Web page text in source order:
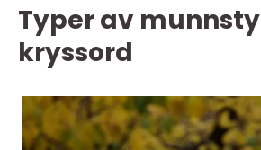
Typer av
kryssord